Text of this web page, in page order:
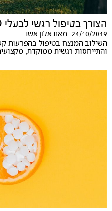
הצורך בטיפול רגשי לבעלי ADHD
24/10/2019 מאתאלון אשד
השילוב המנצח בטיפול בהפרעות
והתייחסות רגשית ממוקדת,